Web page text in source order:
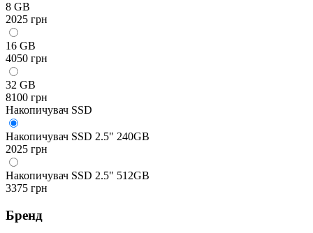
8 GB
2025 грн
16 GB
4050 грн
32 GB
8100 грн
Накопичувач SSD
Накопичувач SSD 2.5" 240GB
2025 грн
Накопичувач SSD 2.5" 512GB
3375 грн
Бренд